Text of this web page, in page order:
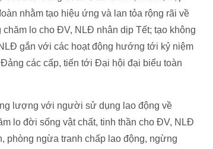
nhằm tạo hiệu ứng và lan tỏa rộng rãi về
lo cho ĐV, NLĐ nhân dịp Tết; tạo không
gắn với các hoạt động hướng tới kỷ niệm
các cấp, tiến tới Đại hội đại biểu toàn
lượng với người sử dụng lao động về
lo đời sống vật chất, tinh thần cho ĐV, NLĐ
phòng ngừa tranh chấp lao động, ngừng